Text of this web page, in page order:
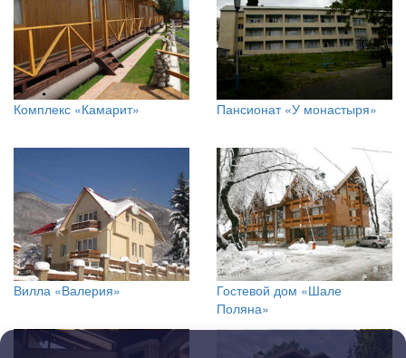
Комплекс «Камарит» Пансионат «У монастыря»
Вилла «Валерия»
Гостевой дом «Шале
Поляна»